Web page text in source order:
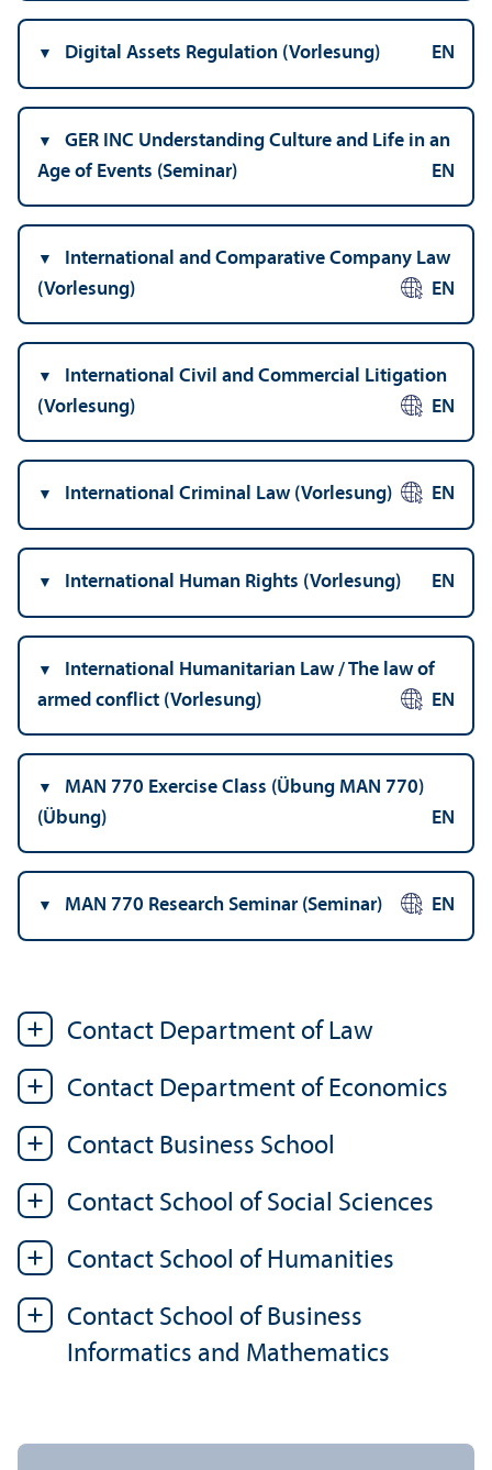
Digital Assets Regulation (Vorlesung) EN
GER INC Understanding Culture and Life in an
Age of Events (Seminar)
EN
International and Comparative Company Law
(Vorlesung)
EN
International Civil and Commercial Litigation
(Vorlesung)
EN
International Criminal Law (Vorlesung) EN
International Human Rights (Vorlesung) EN
International Humanitarian Law / The law of
armed conflict (Vorlesung)
EN
MAN 770 Exercise Class (Übung MAN 770)
(Übung)
EN
MAN 770 Research Seminar (Seminar) EN
Contact Department of Law
Contact Department of Economics
Contact Business School
Contact School of Social Sciences
Contact School of Humanities
Contact School of Business
Informatics and Mathematics